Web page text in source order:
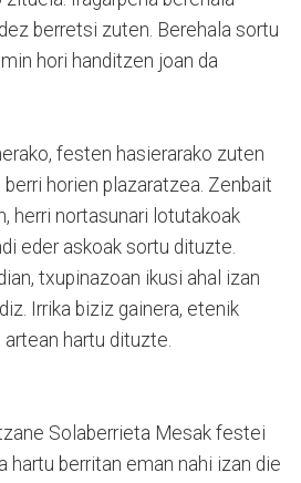
berretsi zuten. Berehala sortu
hori handitzen joan da
festen hasierarako zuten
berri horien plazaratzea. Zenbait
herri nortasunari lotutakoak
eder askoak sortu dituzte.
txupinazoan ikusi ahal izan
Irrika biziz gainera, etenik
hartu dituzte.
Solaberrieta Mesak festei
hartu berritan eman nahi izan die